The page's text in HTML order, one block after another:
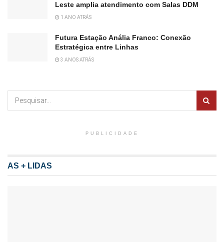
Leste amplia atendimento com Salas DDM
1 ANO ATRÁS
Futura Estação Anália Franco: Conexão
Estratégica entre Linhas
3 ANOS ATRÁS
PUBLICIDADE
AS + LIDAS